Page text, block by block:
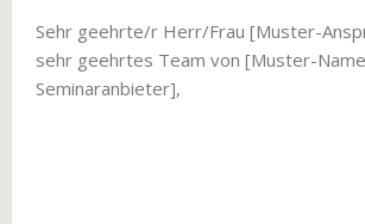
Sehr geehrte/r Herr/Frau [Muster-
sehr geehrtes Team von [Muster-Name
Seminaranbieter],